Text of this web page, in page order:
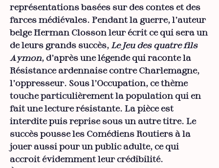
représentations basées sur des contes et des
farces médiévales. Pendant la guerre, l’auteur
belge Herman Closson leur écrit ce qui sera un
de leurs grands succès, Le Jeu des quatre fils
Aymon, d’après une légende qui raconte la
Résistance ardennaise contre Charlemagne,
l’oppresseur. Sous l’Occupation, ce thème
touche particulièrement la population qui en
fait une lecture résistante. La pièce est
interdite puis reprise sous un autre titre. Le
succès pousse les Comédiens Routiers à la
jouer aussi pour un public adulte, ce qui
accroit évidemment leur crédibilité.